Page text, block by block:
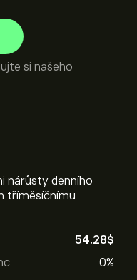
nárůsty denního
tříměsíčnímu
54.28‎$‎
0%
si našeho